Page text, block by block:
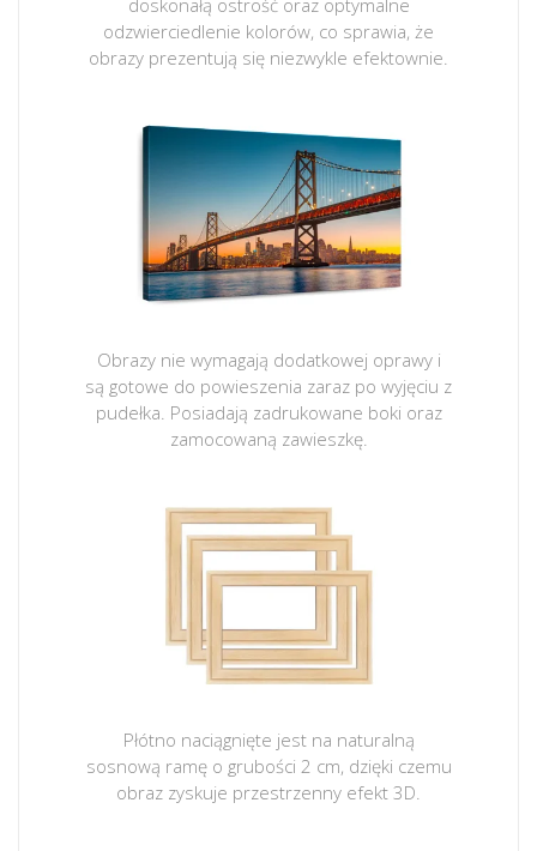
doskonałą ostrość oraz optymalne
odzwierciedlenie kolorów, co sprawia, że
obrazy prezentują się niezwykle efektownie.
Obrazy nie wymagają dodatkowej oprawy i
są gotowe do powieszenia zaraz po wyjęciu z
pudełka. Posiadają zadrukowane boki oraz
zamocowaną zawieszkę.
Płótno naciągnięte jest na naturalną
sosnową ramę o grubości 2 cm, dzięki czemu
obraz zyskuje przestrzenny efekt 3D.